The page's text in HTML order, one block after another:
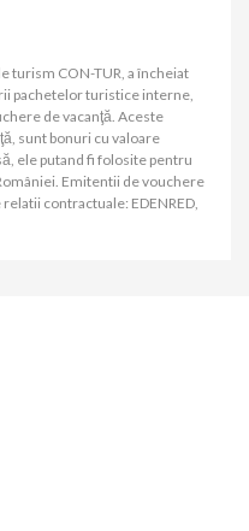
turism CON-TUR, a încheiat
pachetelor turistice interne,
de vacanţă. Aceste
sunt bonuri cu valoare
ele putand fi folosite pentru
Emitentii de vouchere
contractuale: EDENRED,